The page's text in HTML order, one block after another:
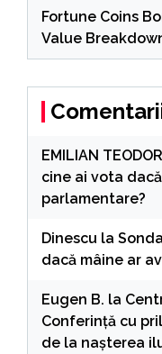
Fortune Coins
Value
EMILIAN
cine ai vota
parlamentare?
Dinescu la
dacă mâine ar
Eugen B. la
Conferință cu
de la nașterea